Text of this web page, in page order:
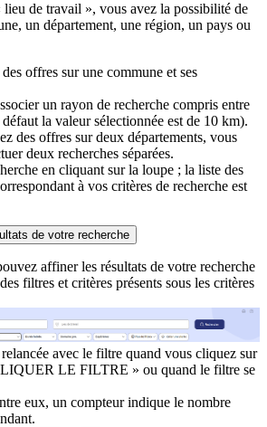
lieu de travail », vous avez la possibilité de
un département, une région, un pays ou
offres sur une commune et ses
un rayon de recherche compris entre
la valeur sélectionnée est de 10 km).
des offres sur deux départements, vous
deux recherches séparées.
en cliquant sur la loupe ; la liste des
à vos critères de recherche est
de votre recherche
affiner les résultats de votre recherche
filtres et critères présents sous les critères
avec le filtre quand vous cliquez sur
LE FILTRE » ou quand le filtre se
eux, un compteur indique le nombre